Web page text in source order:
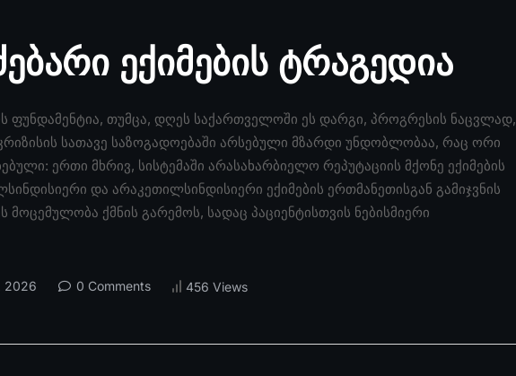
ექიმების ტრაგედია
ფუნდამენტია, თუმცა, დღეს საქართველოში ეს დარგი, პროგრესის ნაცვლად,
სათავე საზოგადოებაში არსებული მზარდი უნდობლობაა, რაც ორი
ერთი მხრივ, სისტემაში არასახარბიელო რეპუტაციის მქონე ექიმების
და არაკეთილსინდისიერი ექიმების ერთმანეთისგან გამიჯვნის
მოცემულობა ქმნის გარემოს, სადაც პაციენტისთვის ნებისმიერი
2026 0 Comments 456 Views